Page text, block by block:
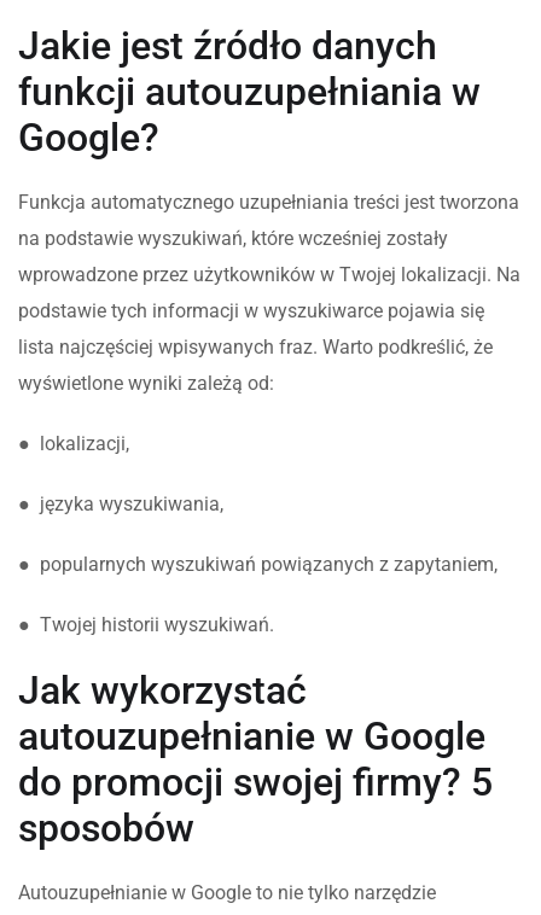
Jakie jest źródło danych
funkcji autouzupełniania w
Google?
Funkcja automatycznego uzupełniania treści jest tworzona
na podstawie wyszukiwań, które wcześniej zostały
wprowadzone przez użytkowników w Twojej lokalizacji. Na
podstawie tych informacji w wyszukiwarce pojawia się
lista najczęściej wpisywanych fraz. Warto podkreślić, że
wyświetlone wyniki zależą od:
● lokalizacji,
● języka wyszukiwania,
● popularnych wyszukiwań powiązanych z zapytaniem,
● Twojej historii wyszukiwań.
Jak wykorzystać
autouzupełnianie w Google
do promocji swojej firmy? 5
sposobów
Autouzupełnianie w Google to nie tylko narzędzie